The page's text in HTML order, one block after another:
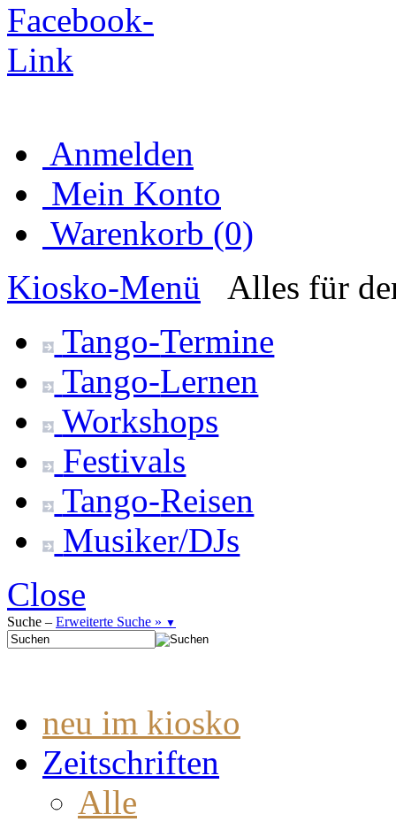
Anmelden
Mein Konto
Warenkorb (0)
Kiosko-Menü
Alles für
Tango-Termine
Tango-Lernen
Workshops
Festivals
Tango-Reisen
Musiker/DJs
Close
Suche – Erweiterte Suche » ▼
neu im kiosko
Zeitschriften
Alle